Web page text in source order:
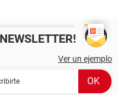
Ver un ejemplo